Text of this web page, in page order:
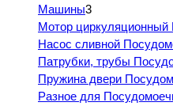
Машины3
Мотор
Насос сливной
Патрубки, трубы
Пружина двери
Разное для